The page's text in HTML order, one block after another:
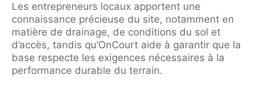
Les entrepreneurs locaux apportent une
connaissance précieuse du site, notamment en
matière de drainage, de conditions du sol et
d’accès, tandis qu’OnCourt aide à garantir que la
base respecte les exigences nécessaires à la
performance durable du terrain.